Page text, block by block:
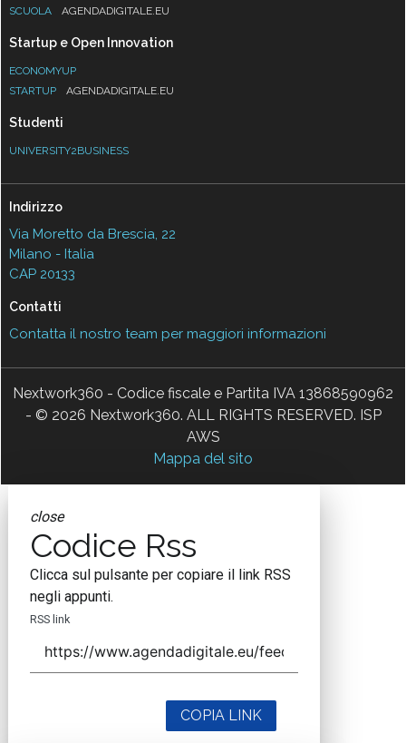
SCUOLA
AGENDADIGITALE.EU
Startup e Open Innovation
ECONOMYUP
STARTUP
AGENDADIGITALE.EU
Studenti
UNIVERSITY2BUSINESS
Indirizzo
Via Moretto da Brescia, 22
Milano - Italia
CAP 20133
Contatti
Contatta il nostro team per maggiori informazioni
Nextwork360 - Codice fiscale e Partita IVA 13868590962
- © 2026 Nextwork360. ALL RIGHTS RESERVED. ISP
AWS
Mappa del sito
close
Codice Rss
Clicca sul pulsante per copiare il link RSS
negli appunti.
RSS link
COPIA LINK